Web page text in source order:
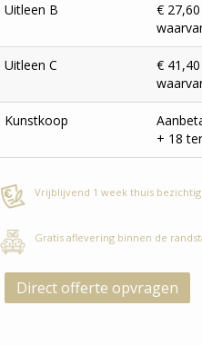
Uitleen B
€
Uitleen C
€
Kunstkoop
+ 18
Vrijblijvend 1 week thuis
Gratis aflevering binnen de
Direct offerte opvragen